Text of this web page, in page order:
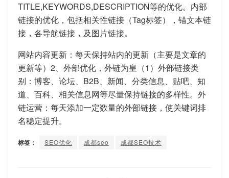
TITLE,KEYWORDS,DESCRIPTION等的优化。内部
链接的优化，包括相关性链接（Tag标签），锚文本链
接，各导航链接，及图片链接。
网站内容更新：每天保持站内的更新（主要是文章的
更新等）2、外部优化，外链为皇（1）外部链接类
别：博客、论坛、B2B、新闻、分类信息、贴吧、知
道、百科、相关信息网等尽量保持链接的多样性。外
链运营：每天添加一定数量的外部链接，使关键词排
名稳定提升。
标签： SEO优化 成都seo 成都SEO技术